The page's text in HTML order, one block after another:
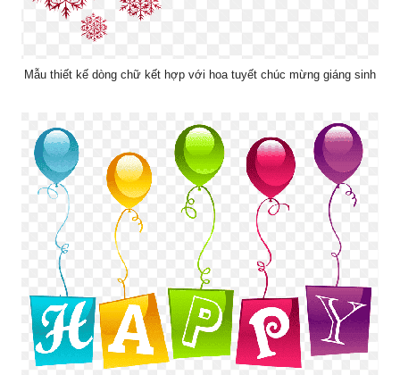
Mẫu thiết kế dòng chữ kết hợp với hoa tuyết chúc mừng giáng sinh